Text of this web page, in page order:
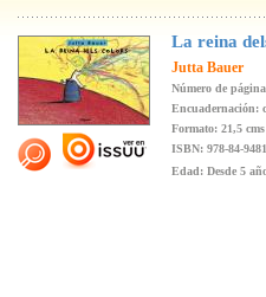
La reina
Jutta Bauer
Número de
Encuadernación:
Formato: 21,5
ISBN: 978-84-
Edad: Desde 5